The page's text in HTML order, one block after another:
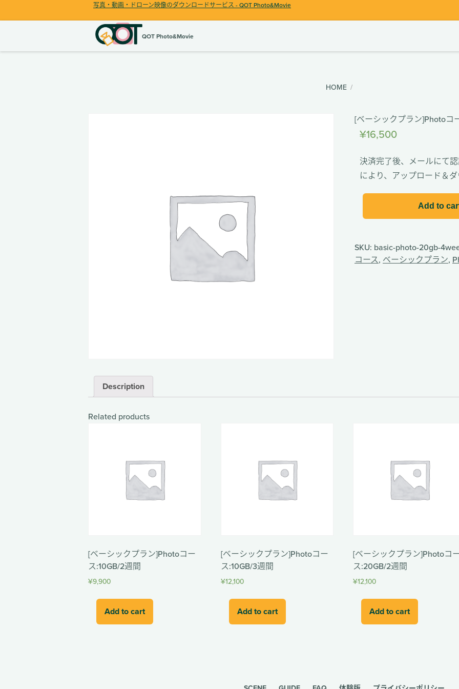
写真・動画・ドローン映像のダウンロードサービス - QOT Photo&Movie
QOT Photo&Movie
HOME /
[ベーシックプラン]Photoコ
¥16,500
決済完了後、メールにて
により、アップロード＆
Add to
SKU: basic-photo-20gb-
コース, ベーシックプラン,
Description
Related products
[ベーシックプラン]Photoコー
ス:10GB/2週間
¥9,900
Add to cart
[ベーシックプラン]Photoコー
ス:10GB/3週間
¥12,100
Add to cart
[ベーシックプラン]Photoコ
ス:20GB/2週間
¥12,100
Add to cart